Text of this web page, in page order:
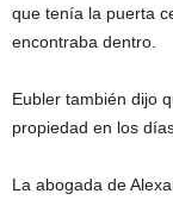
que tenía la puerta
encontraba dentro.
Eubler también dijo
propiedad en los
La abogada de